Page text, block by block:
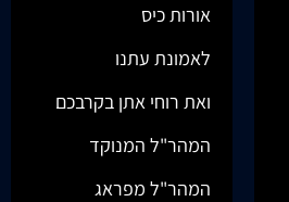
אורות כיס
לאמונת עתנו
ואת רוחי אתן בקרבכם
המהר"ל המנוקד
המהר"ל מפראג